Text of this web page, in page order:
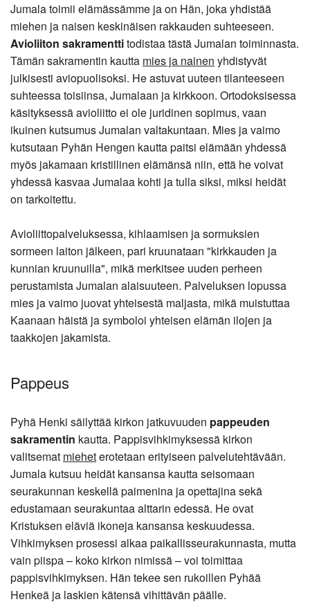
Jumala toimii elämässämme ja on Hän, joka yhdistää
miehen ja naisen keskinäisen rakkauden suhteeseen.
Avioliiton sakramenttitodistaa tästä Jumalan toiminnasta.
Tämän sakramentin kautta mies ja nainen yhdistyvät
julkisesti aviopuolisoksi. He astuvat uuteen tilanteeseen
suhteessa toisiinsa, Jumalaan ja kirkkoon. Ortodoksisessa
käsityksessä avioliitto ei ole juridinen sopimus, vaan
ikuinen kutsumus Jumalan valtakuntaan. Mies ja vaimo
kutsutaan Pyhän Hengen kautta paitsi elämään yhdessä
myös jakamaan kristillinen elämänsä niin, että he voivat
yhdessä kasvaa Jumalaa kohti ja tulla siksi, miksi heidät
on tarkoitettu.
Avioliittopalveluksessa, kihlaamisen ja sormuksien
sormeen laiton jälkeen, pari kruunataan "kirkkauden ja
kunnian kruunuilla", mikä merkitsee uuden perheen
perustamista Jumalan alaisuuteen. Palveluksen lopussa
mies ja vaimo juovat yhteisestä maljasta, mikä muistuttaa
Kaanaan häistä ja symboloi yhteisen elämän ilojen ja
taakkojen jakamista.
Pappeus
Pyhä Henki säilyttää kirkon jatkuvuuden pappeuden
sakramentin kautta. Pappisvihkimyksessä kirkon
valitsemat mieheterotetaan erityiseen palvelutehtävään.
Jumala kutsuu heidät kansansa kautta seisomaan
seurakunnan keskellä paimenina ja opettajina sekä
edustamaan seurakuntaa alttarin edessä. He ovat
Kristuksen eläviä ikoneja kansansa keskuudessa.
Vihkimyksen prosessi alkaa paikallisseurakunnasta, mutta
vain piispa – koko kirkon nimissä – voi toimittaa
pappisvihkimyksen. Hän tekee sen rukoillen Pyhää
Henkeä ja laskien kätensä vihittävän päälle.